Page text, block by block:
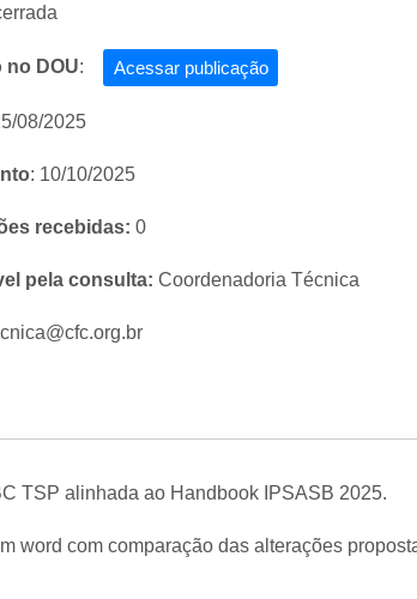
no DOU: Acessar publicação
08/2025
: 10/10/2025
recebidas: 0
pela consulta: Coordenadoria Técnica
TSP alinhada ao Handbook IPSASB 2025.
word com comparação das alterações